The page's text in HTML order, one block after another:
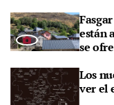
están
se
Los
ver el